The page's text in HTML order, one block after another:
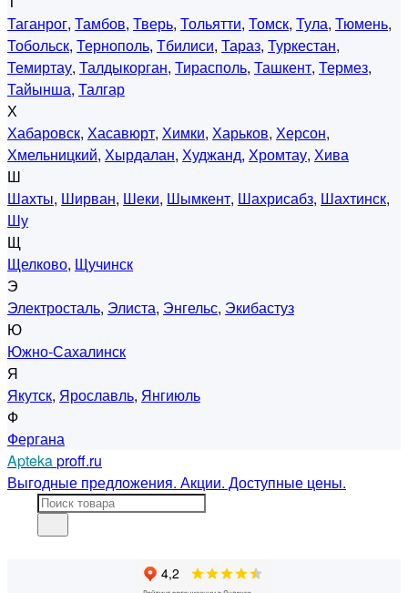
Таганрог, Тамбов, Тверь, Тольятти, Томск, Тула, Тюмень,
Тобольск, Тернополь, Тбилиси, Тараз, Туркестан,
Темиртау, Талдыкорган, Тирасполь, Ташкент, Термез,
Тайынша, Талгар
Х
Хабаровск, Хасавюрт, Химки, Харьков, Херсон,
Хмельницкий, Хырдалан, Худжанд, Хромтау, Хива
Ш
Шахты, Ширван, Шеки, Шымкент, Шахрисабз, Шахтинск,
Шу
Щ
Щелково, Щучинск
Э
Электросталь, Элиста, Энгельс, Экибастуз
Ю
Южно-Сахалинск
Я
Якутск, Ярославль, Янгиюль
Ф
Фергана
Aptekaproff.ru
Выгодные предложения. Акции. Доступные цены.